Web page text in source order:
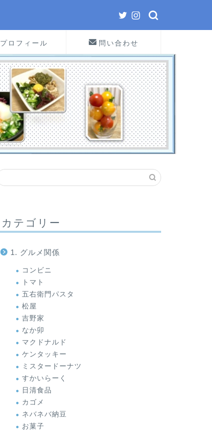
プロフィール 問い合わせ
カテゴリー
1. グルメ関係
コンビニ
トマト
五右衛門パスタ
松屋
吉野家
なか卯
マクドナルド
ケンタッキー
ミスタードーナツ
すかいらーく
日清食品
カゴメ
ネバネバ納豆
お菓子